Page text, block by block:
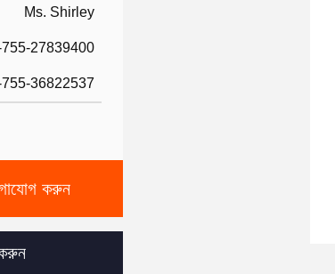
Ms. Shirley
27839400
36822537
করুন